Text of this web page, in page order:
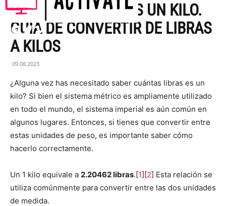
CUANTAS LIBRAS ES UN KILO.
GUÍA DE CONVERTIR DE LIBRAS
A KILOS
09.08.2023
¿Alguna vez has necesitado saber cuántas libras es un
kilo? Si bien el sistema métrico es ampliamente utilizado
en todo el mundo, el sistema imperial es aún común en
algunos lugares. Entonces, si tienes que convertir entre
estas unidades de peso, es importante saber cómo
hacerlo correctamente.
Un 1 kilo equivale a 2.20462 libras.[1][2] Esta relación se
utiliza comúnmente para convertir entre las dos unidades
de medida.